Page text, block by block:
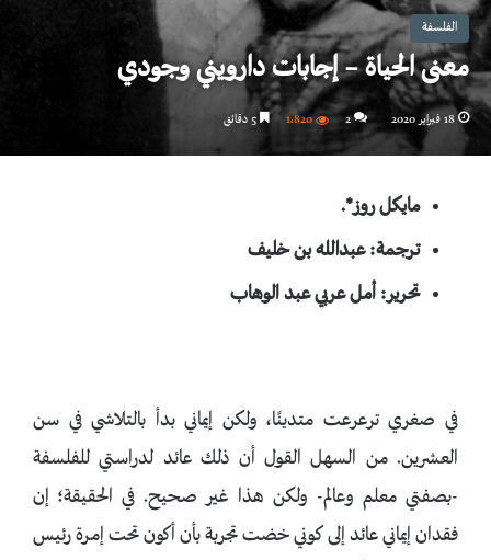
الفلسفة
معنى الحياة – إجابات دارويني وجودي
18 فبراير 2020 2 1٬820
مايكل روز*.
ترجمة: عبدالله بن خليف
تحرير: أمل عربي عبد الوهاب
في صغري ترعرعت متدينًا، ولكن إيماني بدأ بالتلاشي في سن
العشرين. من السهل القول أن ذلك عائد لدراستي للفلسفة
-بصفتي معلم وعالم- ولكن هذا غير صحيح. في الحقيقة؛ إن
فقدان إيماني عائد إلى كوني خضت تجربة بأن أكون تحت إمرة رئيس